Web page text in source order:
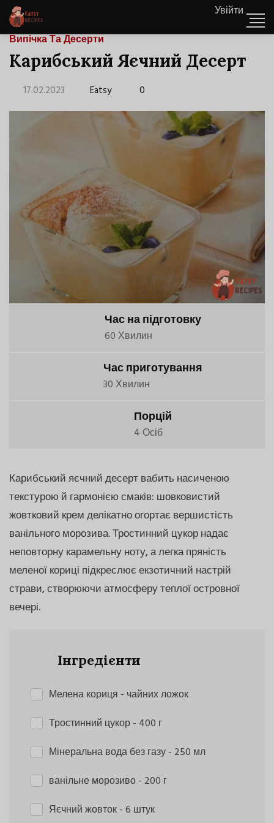
Увійти
Випічка Та Десерти
Карибський Яєчний Десерт
17.02.2023 Eatsy 0
Час на підготовку
60 Хвилин
Час приготування
30 Хвилин
Порцій
4 Осіб
Карибський яєчний десерт вабить насиченою
текстурою й гармонією смаків: шовковистий
жовтковий крем делікатно огортає вершистість
ванільного морозива. Тростинний цукор надає
неповторну карамельну ноту, а легка пряність
меленої кориці підкреслює екзотичний настрій
страви, створюючи атмосферу теплої островної
вечері.
Інгредієнти
Мелена кориця - чайних ложок
Тростинний цукор- 400 г
Мінеральна вода без газу- 250 мл
ванільне морозиво- 200 г
Яєчний жовток- 6 штук